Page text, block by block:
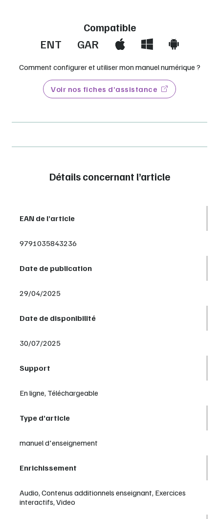
Compatible
ENT GAR
Comment configurer et utiliser mon manuel numérique ?
Voir nos fiches d’assistance
Détails concernant l’article
EAN de l’article
9791035843236
Date de publication
29/04/2025
Date de disponibilité
30/07/2025
Support
En ligne, Téléchargeable
Type d’article
manuel d'enseignement
Enrichissement
Audio, Contenus additionnels enseignant, Exercices
interactifs, Video